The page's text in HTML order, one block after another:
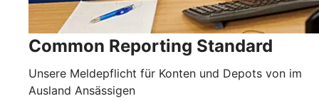
Common Reporting Standard
Unsere Meldepflicht für Konten und Depots von im
Ausland Ansässigen